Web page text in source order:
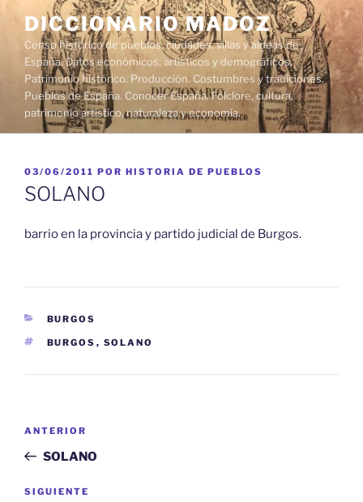
contenido
DICCIONARIO MADOZ
Censo histórico de pueblos, ciudades, villas y aldeas de
España. Datos económicos, artísticos y demográficos.
Patrimonio histórico. Producción. Costumbres y tradiciones.
Pueblos de España. Conocer España. Folclore, cultura,
patrimonio artístico, naturaleza y economía.
PUBLICADO
EL
03/06/2011 POR HISTORIA DE PUEBLOS
SOLANO
barrio en la provincia y partido judicial de Burgos.
CATEGORÍAS
BURGOS
ETIQUETAS
BURGOS , SOLANO
entradas
Entrada
anterior:
ANTERIOR
SOLANO
Siguiente
SIGUIENTE